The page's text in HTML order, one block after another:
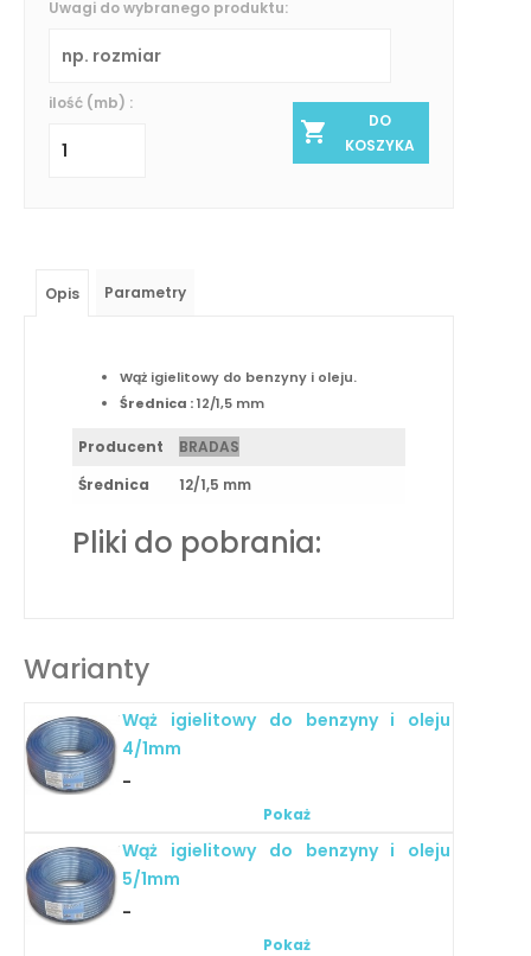
Uwagi do wybranego produktu:
ilość (mb) :
DO
KOSZYKA
Opis Parametry
Wąż igielitowy do benzyny i oleju.
Średnica :12/1,5 mm
Producent
BRADAS
Średnica
12/1,5 mm
Pliki do pobrania:
Warianty
Wąż igielitowy do benzyny i oleju
4/1mm
-
Pokaż
Wąż igielitowy do benzyny i oleju
5/1mm
-
Pokaż